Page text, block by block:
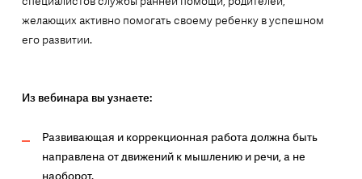
желающих активно помогать своему ребенку в успешном
его развитии.
Из вебинара вы узнаете:
Развивающая и коррекционная работа должна быть
направлена от движений к мышлению и речи, а не